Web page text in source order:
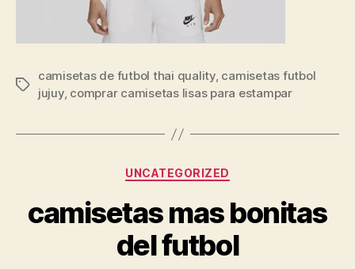
Etiquetas
camisetas de futbol thai quality, camisetas futbol
jujuy, comprar camisetas lisas para estampar
Categorías
UNCATEGORIZED
camisetas mas bonitas
del futbol